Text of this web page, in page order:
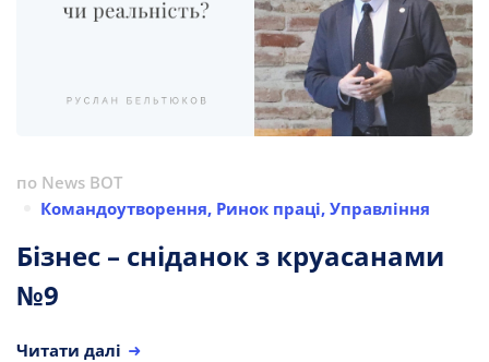
по News BOT
Командоутворення, Ринок праці, Управління
Бізнес – сніданок з круасанами
№9
Читати далі